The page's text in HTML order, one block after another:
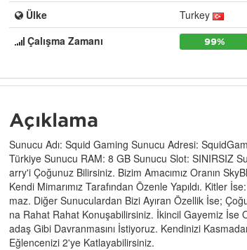
Ülke
Turkey
Çalışma Zamanı
99%
Açıklama
Sunucu Adı: Squid Gaming Sunucu Adresi:
Türkiye Sunucu RAM: 8 GB Sunucu Slot: SINIRSIZ
arry'i Çoğunuz Bilirsiniz. Bizim Amacımız Oranın
Kendi Mimarımız Tarafından Özenle Yapıldı. Kitler
maz. Diğer Sunuculardan Bizi Ayıran Özellik İse;
na Rahat Rahat Konuşabilirsiniz. İkincil Gayemiz İse
adaş Gibi Davranmasını İstiyoruz. Kendinizi
Eğlencenizi 2'ye Katlayabilirsiniz.